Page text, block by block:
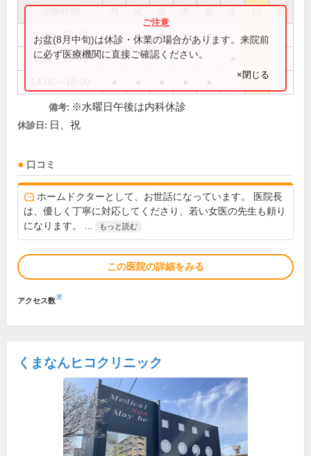
祝
9:00～12:30 ● ● ● ● ●
9:00～13:00
お盆(8月中旬)は休診・休業の場合があります。来院前
に必ず医療機関に直接ご確認ください。
×閉じる
備考: ※水曜日午後は内科休診
休診日: 日、祝
口コミ
ホームドクターとして、お世話になっています。 医院長
は、優しく丁寧に対応してくださり、若い女医の先生も頼り
になります。 ...
もっと読む
この医院の詳細をみる
アクセス数※
くまなんヒコクリニック